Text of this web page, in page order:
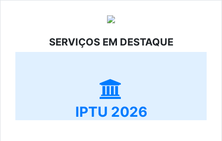
SERVIÇOS EM DESTAQUE
IPTU 2026